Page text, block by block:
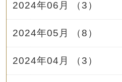
2024年06月 （3）
2024年05月 （8）
2024年04月 （3）